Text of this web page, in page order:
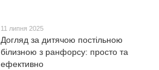
11 липня 2025
Догляд за дитячою постільною
білизною з ранфорсу: просто та
ефективно